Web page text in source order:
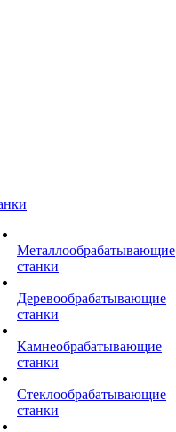
Металлообрабатывающие
станки
Деревообрабатывающие
станки
Камнеобрабатывающие
станки
Стеклообрабатывающие
станки